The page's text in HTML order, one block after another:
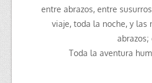
entre abrazos, entre
viaje, toda la noche, y las
abrazos;
Toda la aventura